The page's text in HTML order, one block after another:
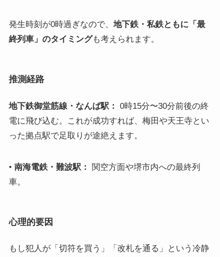
発生時刻が0時過ぎなので、 地下鉄・私鉄ともに「最
終列車」のタイミングも考えられます。
推測経路
地下鉄御堂筋線・なんば駅： 0時15分〜30分前後の終
電に飛び込む。これが成功すれば、梅田や天王寺とい
った拠点駅で足取りが途絶えます。
• 南海電鉄・難波駅：
関空方面や堺市内への最終列
車。
心理的要因
もし犯人が「切符を買う」「改札を通る」という冷静